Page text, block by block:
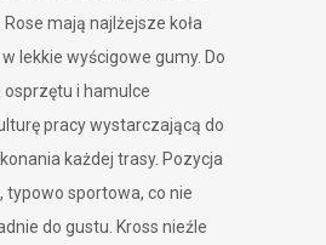
Rose mają najlżejsze koła
lekkie wyścigowe gumy. Do
i hamulce
pracy wystarczającą do
każdej trasy. Pozycja
typowo sportowa, co nie
do gustu. Kross nieźle